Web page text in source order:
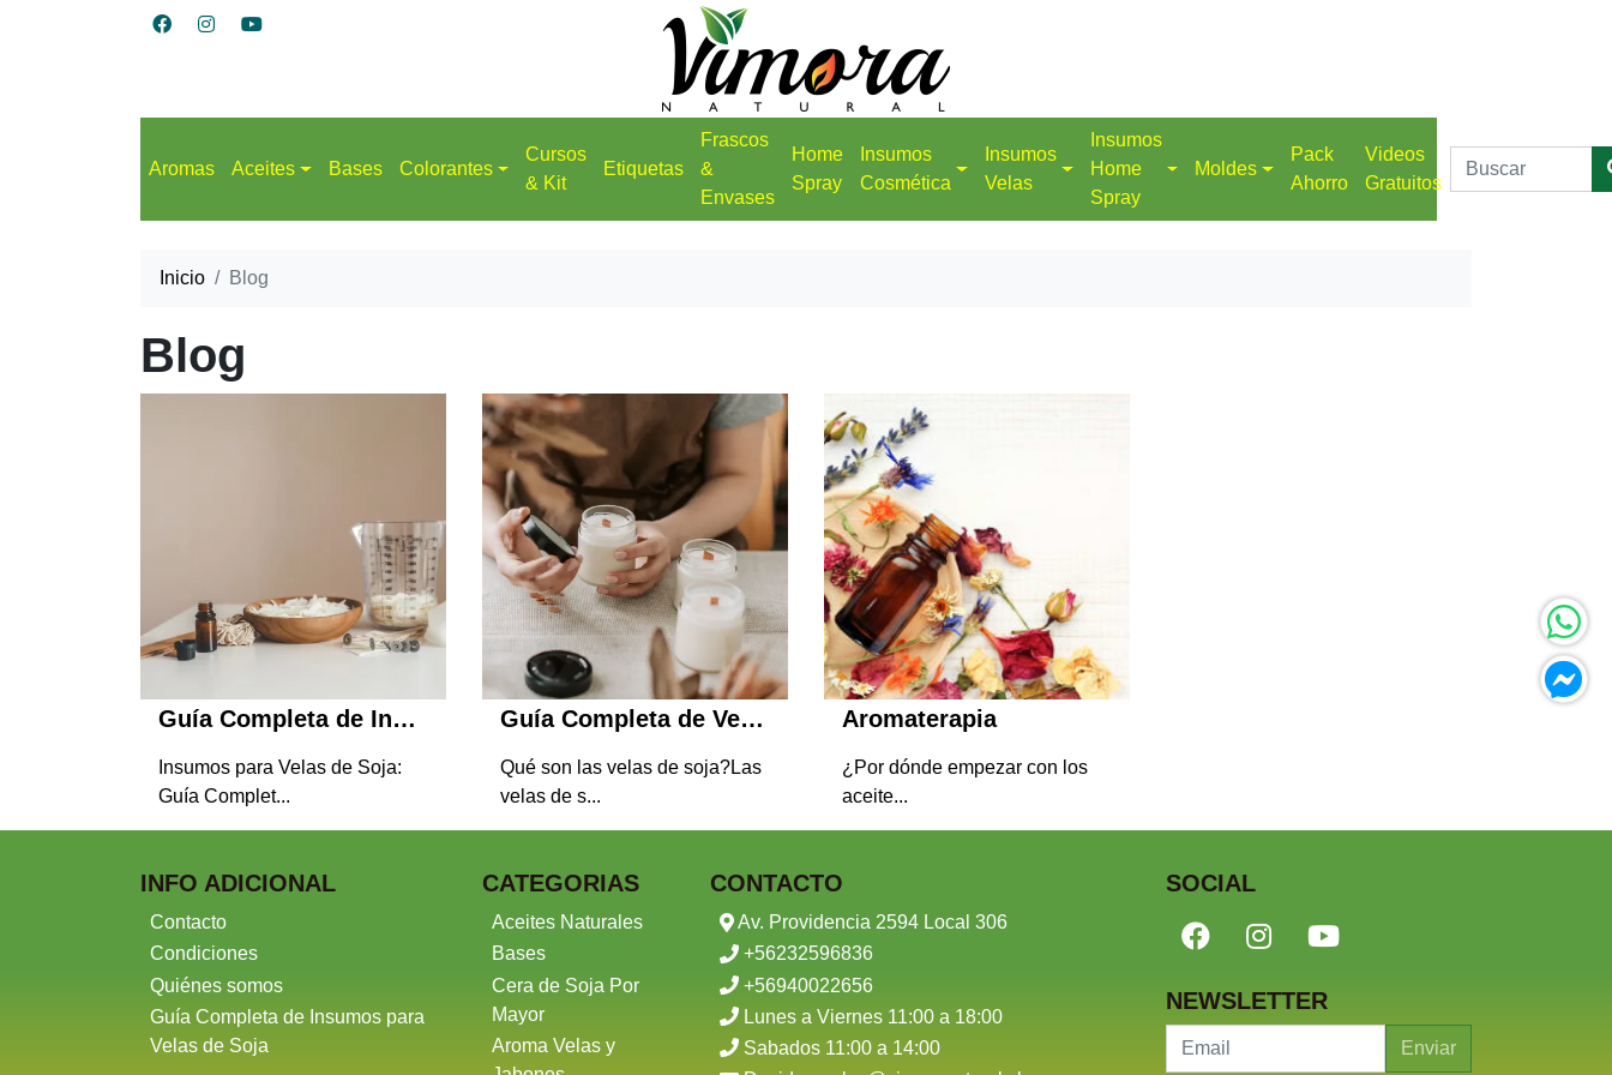
Aromas Aceites Bases Colorantes
Cursos
& Kit
Etiquetas
Frascos
&
Envases
Home
Spray
Insumos
Cosmética
Insumos
Velas
Insumos
Home
Spray
Moldes
Pack
Ahorro
Videos
Gratuitos
Inicio Blog
Blog
Guía Completa de Insumos para Velas de Soja
Insumos para Velas de Soja:
Guía Complet...
Guía Completa de Velas de Soja
Qué son las velas de soja?Las
velas de s...
Aromaterapia
¿Por dónde empezar con los
aceite...
INFO ADICIONAL
Contacto
Condiciones
Quiénes somos
Guía Completa de Insumos para
Velas de Soja
CATEGORIAS
Aceites Naturales
Bases
Cera de Soja Por
Mayor
Aroma Velas y
CONTACTO
Av. Providencia 2594 Local 306
+56232596836
+56940022656
Lunes a Viernes 11:00 a 18:00
Sabados 11:00 a 14:00
SOCIAL
NEWSLETTER
Enviar